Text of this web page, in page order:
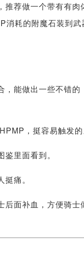
推荐做一个带有有肉
消耗的附魔石装到武
，能做出一些不错的
，挺容易触发
里面看到。
痛。
后面补血，方便骑士